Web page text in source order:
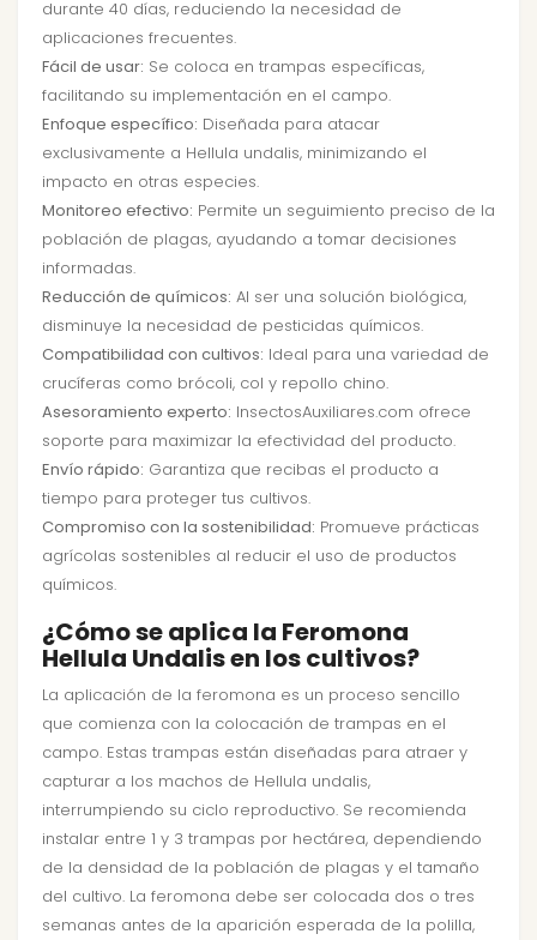
durante 40 días, reduciendo la necesidad de
aplicaciones frecuentes.
Fácil de usar: Se coloca en trampas específicas,
facilitando su implementación en el campo.
Enfoque específico: Diseñada para atacar
exclusivamente a Hellula undalis, minimizando el
impacto en otras especies.
Monitoreo efectivo: Permite un seguimiento preciso de la
población de plagas, ayudando a tomar decisiones
informadas.
Reducción de químicos: Al ser una solución biológica,
disminuye la necesidad de pesticidas químicos.
Compatibilidad con cultivos: Ideal para una variedad de
crucíferas como brócoli, col y repollo chino.
Asesoramiento experto: InsectosAuxiliares.com ofrece
soporte para maximizar la efectividad del producto.
Envío rápido: Garantiza que recibas el producto a
tiempo para proteger tus cultivos.
Compromiso con la sostenibilidad: Promueve prácticas
agrícolas sostenibles al reducir el uso de productos
químicos.
¿Cómo se aplica la Feromona
Hellula Undalis en los cultivos?
La aplicación de la feromona es un proceso sencillo
que comienza con la colocación de trampas en el
campo. Estas trampas están diseñadas para atraer y
capturar a los machos de Hellula undalis,
interrumpiendo su ciclo reproductivo. Se recomienda
instalar entre 1 y 3 trampas por hectárea, dependiendo
de la densidad de la población de plagas y el tamaño
del cultivo. La feromona debe ser colocada dos o tres
semanas antes de la aparición esperada de la polilla,